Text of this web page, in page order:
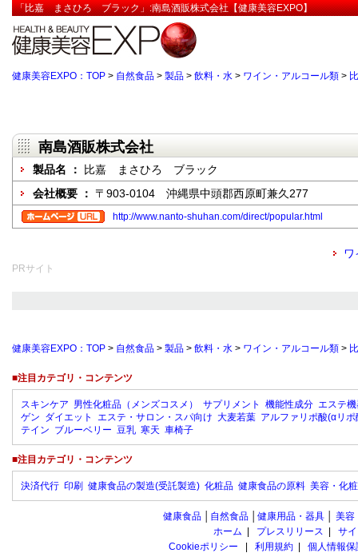
「比嘉 まさひろ ブラック」:南島酒販株式会社【健康美容EXPO】
健康美容EXPO：TOP > 自然食品 > 製品 > 飲料・水 > ワイン・アルコール類 >
南島酒販株式会社
製品名 ：
比嘉 まさひろ ブラック
会社概要 ： 〒903-0104 沖縄県中頭郡西原町兼久277
http://www.nanto-shuhan.com/direct/popular.html
ワ
PRサイト
健康美容EXPO：TOP > 自然食品 > 製品 > 飲料・水 > ワイン・アルコール類 >
■注目カテゴリ・コンテンツ
スキンケア 男性化粧品（メンズコスメ） サプリメント 機能性成分 エステ
ゲン ダイエット エステ・サロン・スパ向け 大麦若葉 アルファリポ酸(αリポ
テイン ブルーベリー 豆乳 寒天 車椅子
■注目カテゴリ・コンテンツ
決済代行 印刷 健康食品の製造(受託製造) 化粧品 健康食品の原料 美容・化
健康食品 自然食品 健康用品・器具 美容
ホーム
プレスリリース
サ
Cookieポリシー
利用規約 個人情報